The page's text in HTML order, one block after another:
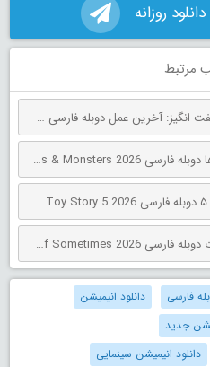
روزانه
مرتبط
دانلود انیمیشن سیرک دیجیتال شگفت انگیز: آخرین عمل دوبله فارسی The Amazing Digital Circus: The Last Act 2026
دانلود انیمیشن مینیون‌ ها و هیولاها دوبله فارسی Minions & Monsters 2026
دانلود انیمیشن سرزمین گاهی اوقات دوبله فارسی The Land of Sometimes 2026
دانلود انیمیشن
جدید
دانلود انیمیشن سینمایی